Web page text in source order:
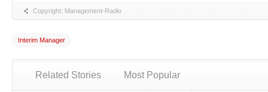
Copyright: Management-Radio
Interim Manager
Related Stories Most Popular